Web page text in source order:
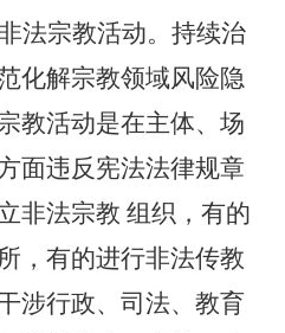
法宗教活动。持续治
化解宗教领域风险隐
教活动是在主体、场
面违反宪法法律规章
非法宗教 组织，有的
，有的进行非法传教
涉行政、司法、教育